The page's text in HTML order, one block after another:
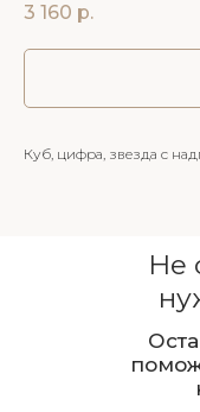
3 160 р.
Куб, цифра, звезда с
Не